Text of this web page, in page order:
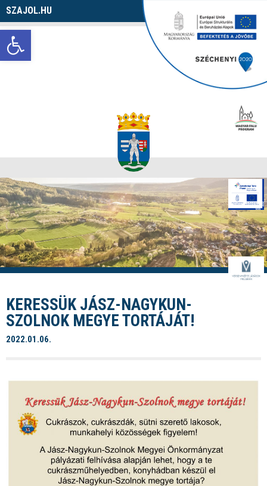
Eszköztár megnyitása
SZAJOL.HU
KERESSÜK JÁSZ-NAGYKUN-
SZOLNOK MEGYE TORTÁJÁT!
2022.01.06.